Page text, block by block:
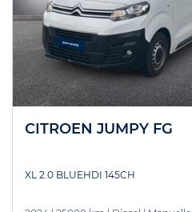
CITROEN JUMPY FG
XL 2.0 BLUEHDI 145CH